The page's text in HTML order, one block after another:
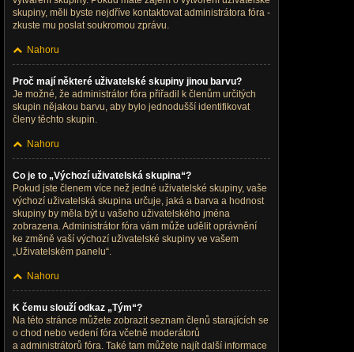
skupiny, měli byste nejdříve kontaktovat administrátora fóra -
zkuste mu poslat soukromou zprávu.
Nahoru
Proč mají některé uživatelské skupiny jinou barvu?
Je možné, že administrátor fóra přiřadil k členům určitých
skupin nějakou barvu, aby bylo jednodušší identifikovat
členy těchto skupin.
Nahoru
Co je to „Výchozí uživatelská skupina“?
Pokud jste členem více než jedné uživatelské skupiny, vaše
výchozí uživatelská skupina určuje, jaká a barva a hodnost
skupiny by měla být u vašeho uživatelského jména
zobrazena. Administrátor fóra vám může udělit oprávnění
ke změně vaší výchozí uživatelské skupiny ve vašem
„Uživatelském panelu“.
Nahoru
K čemu slouží odkaz „Tým“?
Na této stránce můžete zobrazit seznam členů starajících se
o chod nebo vedení fóra včetně moderátorů
a administrátorů fóra. Také tam můžete najít další informace